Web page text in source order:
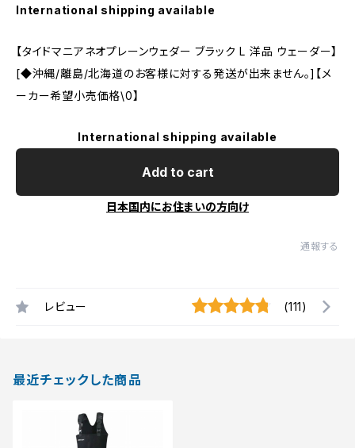
International shipping available
【タイドマニアネオプレーンウェダー ブラック L 洋品 ウェーダー】
[◆沖縄/離島/北海道のお客様に対する発送が出来ません。]【メ
ーカー希望小売価格\0】
International shipping available
Add to cart
日本国内にお住まいの方向け
通報する
レビュー (111)
最近チェックした商品